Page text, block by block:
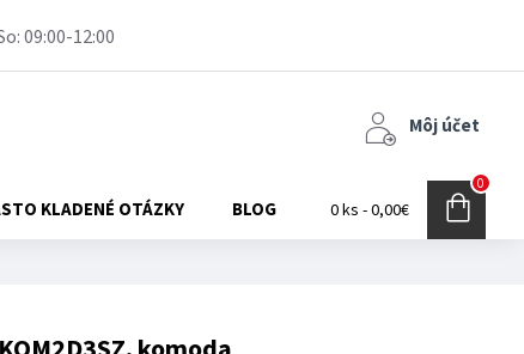
09:00-12:00
Môj účet
KLADENÉ OTÁZKY BLOG 0 ks - 0,00€
0